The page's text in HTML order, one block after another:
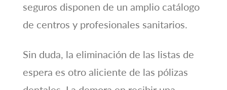
seguros disponen de un amplio catálogo
de centros y profesionales sanitarios.
Sin duda, la eliminación de las listas de
espera es otro aliciente de las pólizas